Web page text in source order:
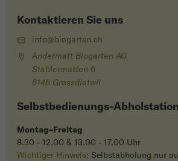
Kontaktieren Sie uns
info@biogarten.ch
Andermatt Biogarten AG
Stahlermatten 6
6146 Grossdietwil
Selbstbedienungs-Abholstation
Montag–Freitag
8.30 - 12.00 & 13.00 - 17.00 Uhr
Wichtiger Hinweis: Selbstabholung nur